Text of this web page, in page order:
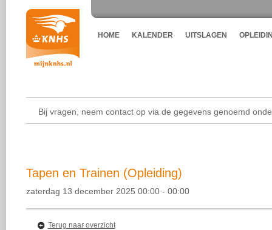
HOME KALENDER UITSLAGEN
Bij vragen, neem contact op via de gegevens genoemd
Tapen en Trainen (Opleiding)
zaterdag 13 december 2025 00:00 - 00:00
Terug naar overzicht